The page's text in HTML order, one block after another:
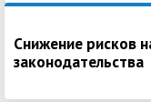
Снижение рисков
законодательства